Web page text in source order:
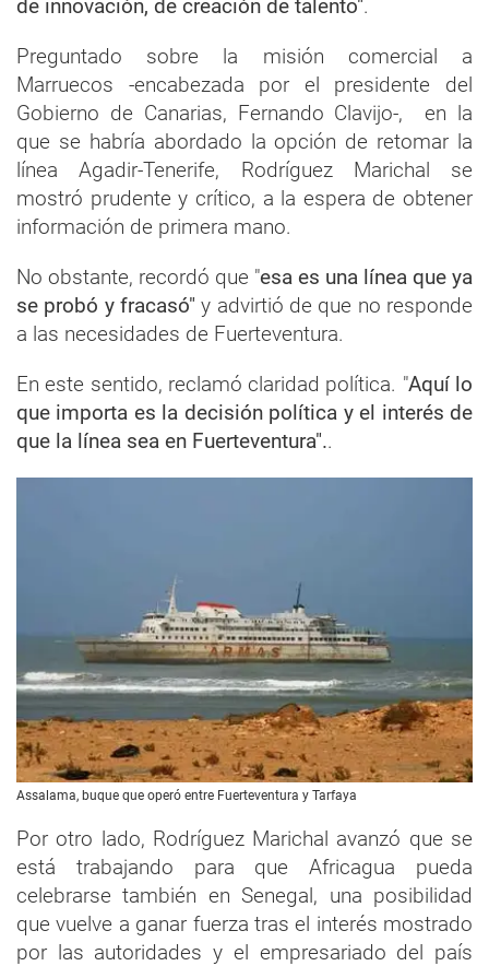
de innovación, de creación de talento".
Preguntado sobre la misión comercial a
Marruecos -encabezada por el presidente del
Gobierno de Canarias, Fernando Clavijo-, en la
que se habría abordado la opción de retomar la
línea Agadir-Tenerife, Rodríguez Marichal se
mostró prudente y crítico, a la espera de obtener
información de primera mano.
No obstante, recordó que "esa es una línea que ya
se probó y fracasó" y advirtió de que no responde
a las necesidades de Fuerteventura.
En este sentido, reclamó claridad política. "Aquí lo
que importa es la decisión política y el interés de
que la línea sea en Fuerteventura"..
Assalama, buque que operó entre Fuerteventura y Tarfaya
Por otro lado, Rodríguez Marichal avanzó que se
está trabajando para que Africagua pueda
celebrarse también en Senegal, una posibilidad
que vuelve a ganar fuerza tras el interés mostrado
por las autoridades y el empresariado del país